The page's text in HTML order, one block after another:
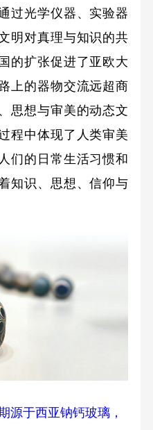
过光学仪器、实验器
明对真理与知识的共
的扩张促进了亚欧大
上的器物交流远超商
思想与审美的动态文
程中体现了人类审美
们的日常生活习惯和
知识、思想、信仰与
源于西亚钠钙玻璃，